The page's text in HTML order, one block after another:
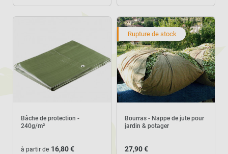
Bâche de protection -
240g/m²
à partir de 16,80 €
Rupture de stock
Bourras - Nappe de jute pour
jardin & potager
27,90 €